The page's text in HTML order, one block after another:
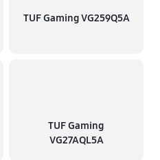
TUF Gaming VG259Q5A
TUF Gaming
VG27AQL5A